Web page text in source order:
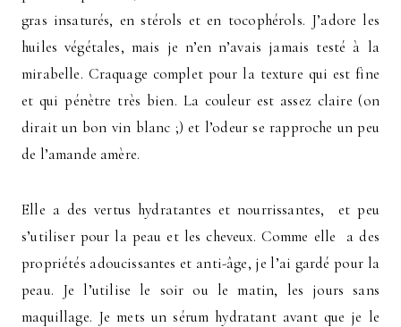
gras insaturés, en stérols et en tocophérols. J’adore les
huiles végétales, mais je n’en n’avais jamais testé à la
mirabelle. Craquage complet pour la texture qui est fine
et qui pénètre très bien. La couleur est assez claire (on
dirait un bon vin blanc ;) et l’odeur se rapproche un peu
de l’amande amère.
Elle a des vertus hydratantes et nourrissantes, et peu
s’utiliser pour la peau et les cheveux. Comme elle a des
propriétés adoucissantes et anti-âge, je l’ai gardé pour la
peau. Je l’utilise le soir ou le matin, les jours sans
maquillage. Je mets un sérum hydratant avant que je le